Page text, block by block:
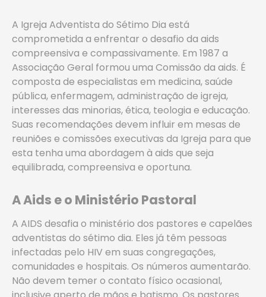
A Igreja Adventista do Sétimo Dia está
comprometida a enfrentar o desafio da aids
compreensiva e compassivamente. Em 1987 a
Associação Geral formou uma Comissão da aids. É
composta de especialistas em medicina, saúde
pública, enfermagem, administração de igreja,
interesses das minorias, ética, teologia e educação.
Suas recomendações devem influir em mesas de
reuniões e comissões executivas da Igreja para que
esta tenha uma abordagem à aids que seja
equilibrada, compreensiva e oportuna.
A Aids e o Ministério Pastoral
A AIDS desafia o ministério dos pastores e capelães
adventistas do sétimo dia. Eles já têm pessoas
infectadas pelo HIV em suas congregações,
comunidades e hospitais. Os números aumentarão.
Não devem temer o contato físico ocasional,